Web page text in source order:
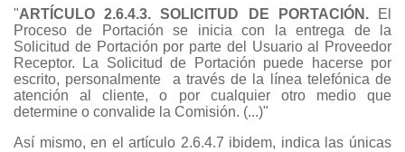
"ARTÍCULO 2.6.4.3. SOLICITUD DE PORTACIÓN.
El
Proceso de Portación se inicia con la entrega de la
Solicitud de Portación por parte del Usuario al Proveedor
Receptor. La Solicitud de Portación puede hacerse por
escrito, personalmente a través de la línea telefónica de
atención al cliente, o por cualquier otro medio que
determine o convalide la Comisión. (...)"
Así mismo, en el artículo 2.6.4.7 ibidem, indica las únicas